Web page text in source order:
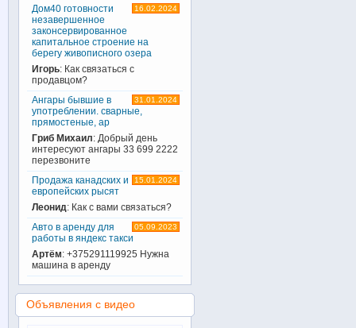
16.02.2024
Дом40 готовности
незавершенное
законсервированное
капитальное строение на
берегу живописного озера
Игорь: Как связаться с
продавцом?
31.01.2024
Ангары бывшие в
употреблении. сварные,
прямостеные, ар
Гриб Михаил: Добрый день
интересуют ангары 33 699 2222
перезвоните
15.01.2024
Продажа канадских и
европейских рысят
Леонид: Как с вами связаться?
05.09.2023
Авто в аренду для
работы в яндекс такси
Артём: +375291119925 Нужна
машина в аренду
Объявления с видео